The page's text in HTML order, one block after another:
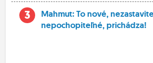
3
Mahmut: To nové,
nepochopiteľné, prichádza!